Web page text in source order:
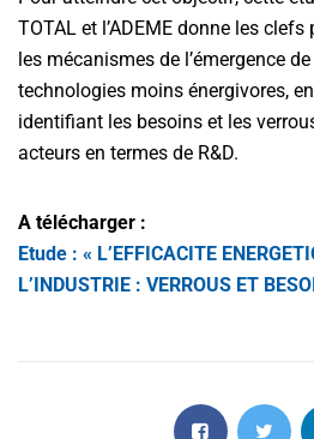
TOTAL et l’ADEME donne les
les mécanismes de l’émergence
technologies moins énergivores,
identifiant les besoins et les
acteurs en termes de R&D.
A télécharger :
Etude : « L’EFFICACITE
L’INDUSTRIE : VERROUS ET